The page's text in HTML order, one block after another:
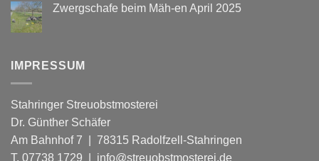
zu
unserem
Zwergschafe beim Mäh-en April 2025
beim
Mäh-
IMPRESSUM
Stahringer Streuobstmosterei
Dr. Günther Schäfer
Am Bahnhof 7 | 78315 Radolfzell-Stahringen
T. 07738 1729 | info@streuobstmosterei.de